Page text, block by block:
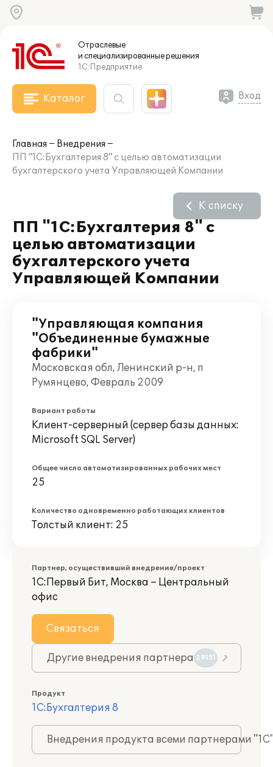
Отраслевые
и специализированныерешения
1С:Предприятие
Каталог Вход
Главная
Внедрения
ПП "1С:Бухгалтерия 8" с целью автоматизации
бухгалтерского учета Управляющей Компании
ПП "1С:Бухгалтерия 8" с
целью автоматизации
бухгалтерского учета
Управляющей Компании
К списку
"Управляющая компания
"Объединенные бумажные
фабрики"
Московская обл, Ленинский р-н, п
Румянцево, Февраль 2009
Вариант работы
Клиент-серверный (сервер базы данных:
Microsoft SQL Server)
Общее число автоматизированных рабочих мест
25
Количество одновременно работающих клиентов
Толстый клиент: 25
Партнер, осуществивший внедрение/проект
1С:Первый Бит, Москва – Центральный
офис
Связаться
Другие внедрения партнера 29151
Продукт
1С:Бухгалтерия 8
Внедрения продукта всеми партнерами